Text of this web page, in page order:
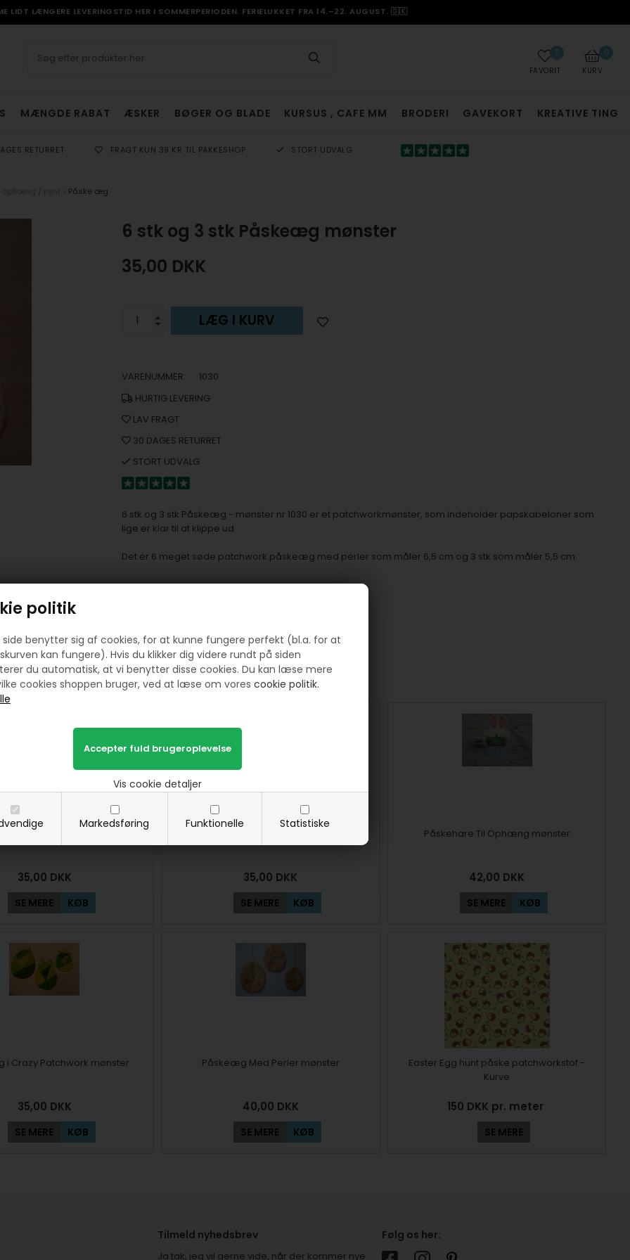
politik
side benytter sig af cookies, for at kunne fungere perfekt (bl.a. for at
kan fungere). Hvis du klikker dig videre rundt på siden
du automatisk, at vi benytter disse cookies. Du kan læse mere
cookies shoppen bruger, ved at læse om vores cookie politik.
Markedsføring Funktionelle Statistiske
Vis cookie detaljer
LIDT LÆNGERE LEVERINGSTID HER I SOMMERPERIODEN. FERIELUKKET FRA 14.–22. AUGUST. 🇩🇰
0
KURV
0
FAVORIT
MÆNGDE RABAT ÆSKER BØGER OG BLADE KURSUS , CAFE MM BRODERI GAVEKORT KREATIVE TING
RETURRET FRAGT KUN 39 KR TIL PAKKESHOP STORT UDVALG
Påske æg
6 stk og 3 stk Påskeæg mønster
35,00 DKK
LÆG I KURV
VARENUMMER:
1030
HURTIG LEVERING
LAV FRAGT
30 DAGES RETURRET
STORT UDVALG
6 stk og 3 stk Påskeæg - mønster nr 1030 er et patchworkmønster, som indeholder papskabeloner som
lige er klar til at klippe ud
Det er 6 meget søde patchwork påskeæg med perler som måler 6,5 cm og 3 stk som måler 5,5 cm.
Prøv lige at se her:
mønster i 3 størrelser
35,00 DKK
SE MERE KØB
35,00 DKK
SE MERE KØB
Påskehare Til Ophæng mønster
42,00 DKK
SE MERE KØB
i Crazy Patchwork mønster
35,00 DKK
SE MERE KØB
Påskeæg Med Perler mønster
40,00 DKK
SE MERE KØB
Easter Egg hunt påske patchworkstof -
Kurve
150 DKK pr. meter
SE MERE
Tilmeld nyhedsbrev
Ja tak, jeg vil gerne vide, når der kommer nye
Følg os her: